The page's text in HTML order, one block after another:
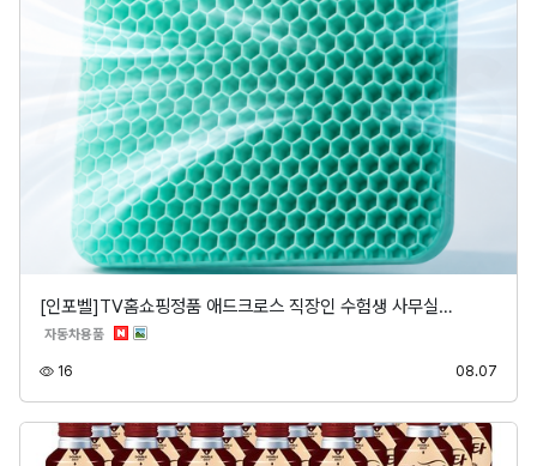
[인포벨]TV홈쇼핑정품 애드크로스 직장인 수험생 사무실…
자동차용품분류
16 08.07